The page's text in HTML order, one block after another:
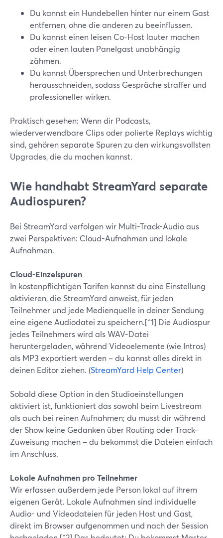
Du kannst ein Hundebellen hinter nur einem Gast
entfernen, ohne die anderen zu beeinflussen.
Du kannst einen leisen Co-Host lauter machen
oder einen lauten Panelgast unabhängig
zähmen.
Du kannst Übersprechen und Unterbrechungen
herausschneiden, sodass Gespräche straffer und
professioneller wirken.
Praktisch gesehen: Wenn dir Podcasts,
wiederverwendbare Clips oder polierte Replays wichtig
sind, gehören separate Spuren zu den wirkungsvollsten
Upgrades, die du machen kannst.
Wie handhabt StreamYard separate
Audiospuren?
Bei StreamYard verfolgen wir Multi-Track-Audio aus
zwei Perspektiven: Cloud-Aufnahmen und lokale
Aufnahmen.
Cloud-Einzelspuren
In kostenpflichtigen Tarifen kannst du eine Einstellung
aktivieren, die StreamYard anweist, für jeden
Teilnehmer und jede Medienquelle in deiner Sendung
eine eigene Audiodatei zu speichern.[^1] Die Audiospur
jedes Teilnehmers wird als WAV-Datei
heruntergeladen, während Videoelemente (wie Intros)
als MP3 exportiert werden – du kannst alles direkt in
deinen Editor ziehen. (StreamYard Help Center)
Sobald diese Option in den Studioeinstellungen
aktiviert ist, funktioniert das sowohl beim Livestream
als auch bei reinen Aufnahmen; du musst dir während
der Show keine Gedanken über Routing oder Track-
Zuweisung machen – du bekommst die Dateien einfach
im Anschluss.
Lokale Aufnahmen pro Teilnehmer
Wir erfassen außerdem jede Person lokal auf ihrem
eigenen Gerät. Lokale Aufnahmen sind individuelle
Audio- und Videodateien für jeden Host und Gast,
direkt im Browser aufgenommen und nach der Session